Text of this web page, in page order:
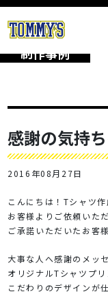
制作事例
感謝の気持
2016年08月27日
こんにちは！Tシャツ作
お客様よりご依頼いた
ご承諾いただいたお客
大事な人へ感謝のメッ
オリジナルTシャツプ
こだわりのデザインが